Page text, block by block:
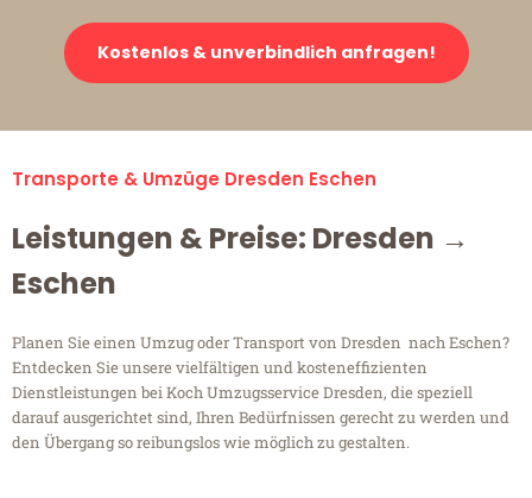
Kostenlos & unverbindlich anfragen!
Transporte & Umzüge Dresden Eschen
Leistungen & Preise: Dresden →
Eschen
Planen Sie einen Umzug oder Transport von Dresden nach Eschen?
Entdecken Sie unsere vielfältigen und kosteneffizienten
Dienstleistungen bei Koch Umzugsservice Dresden, die speziell
darauf ausgerichtet sind, Ihren Bedürfnissen gerecht zu werden und
den Übergang so reibungslos wie möglich zu gestalten.